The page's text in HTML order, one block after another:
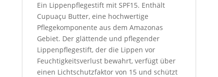
Ein Lippenpflegestift mit SPF15. Enthält
Cupuaçu Butter, eine hochwertige
Pflegekomponente aus dem Amazonas
Gebiet. Der glättende und pflegender
Lippenpflegestift, der die Lippen vor
Feuchtigkeitsverlust bewahrt, verfügt über
einen Lichtschutzfaktor von 15 und schützt